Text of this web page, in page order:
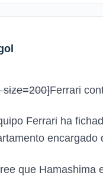
size=200]Ferrari
Ferrari ha
encargado
que Hamashima